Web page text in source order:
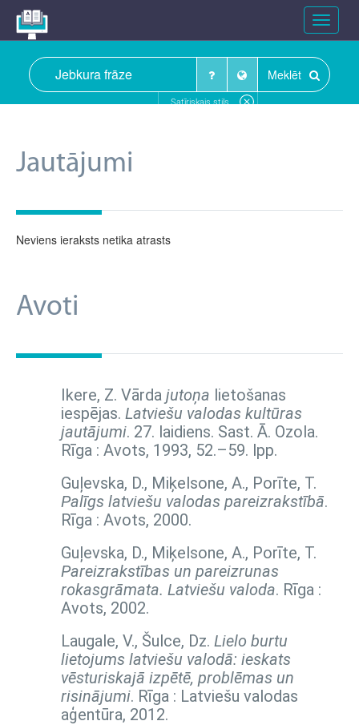
Toggle
Meklēt
Satīriskais stils
Jautājumi
Neviens ieraksts netika atrasts
Avoti
Ikere, Z. Vārda jutoņa lietošanas
iespējas. Latviešu valodas kultūras
jautājumi. 27. laidiens. Sast. Ā. Ozola.
Rīga : Avots, 1993, 52.–59. lpp.
Guļevska, D., Miķelsone, A., Porīte, T.
Palīgs latviešu valodas pareizrakstībā.
Rīga : Avots, 2000.
Guļevska, D., Miķelsone, A., Porīte, T.
Pareizrakstības un pareizrunas
rokasgrāmata. Latviešu valoda. Rīga :
Avots, 2002.
Laugale, V., Šulce, Dz. Lielo burtu
lietojums latviešu valodā: ieskats
vēsturiskajā izpētē, problēmas un
risinājumi. Rīga : Latviešu valodas
aģentūra, 2012.